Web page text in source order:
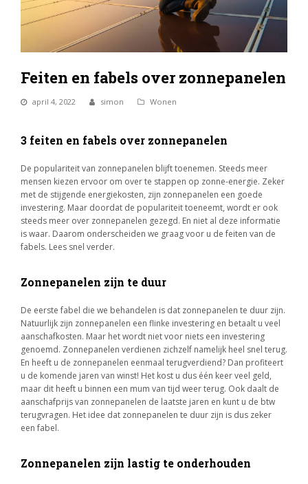
Feiten en fabels over zonnepanelen
april 4, 2022 simon Wonen
3 feiten en fabels over zonnepanelen
De populariteit van zonnepanelen blijft toenemen. Steeds meer
mensen kiezen ervoor om over te stappen op zonne-energie. Zeker
met de stijgende energiekosten, zijn zonnepanelen een goede
investering. Maar doordat de populariteit toeneemt, wordt er ook
steeds meer over zonnepanelen gezegd. En niet al deze informatie
is waar. Daarom onderscheiden we graag voor u de feiten van de
fabels. Lees snel verder.
Zonnepanelen zijn te duur
De eerste fabel die we behandelen is dat zonnepanelen te duur zijn.
Natuurlijk zijn zonnepanelen een flinke investering en betaalt u veel
aanschafkosten. Maar het wordt niet voor niets een investering
genoemd. Zonnepanelen verdienen zichzelf namelijk heel snel terug.
En heeft u de zonnepanelen eenmaal terugverdiend? Dan profiteert
u de komende jaren van winst! Het kost u dus één keer veel geld,
maar dit heeft u binnen een mum van tijd weer terug. Ook daalt de
aanschafprijs van zonnepanelen de laatste jaren en kunt u de btw
terugvragen. Het idee dat zonnepanelen te duur zijn is dus zeker
een fabel.
Zonnepanelen zijn lastig te onderhouden